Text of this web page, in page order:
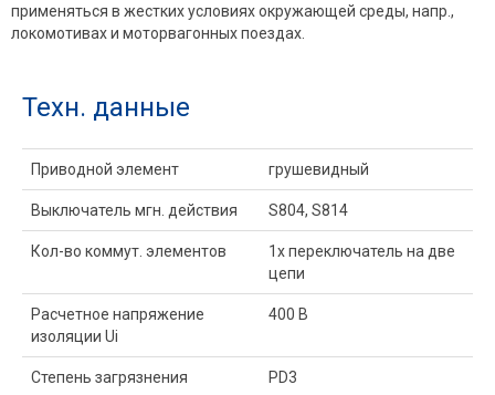
применяться в жестких условиях окружающей среды, напр.,
локомотивах и моторвагонных поездах.
Техн. данные
Приводной элемент грушевидный
Выключатель мгн. действия S804, S814
Кол-во коммут. элементов
1x переключатель на две
цепи
Расчетное напряжение
изоляции Ui
400 В
Степень загрязнения PD3